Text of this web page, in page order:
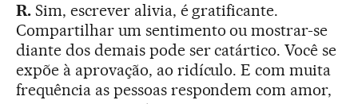
R.Sim, escrever alivia, é gratificante.
Compartilhar um sentimento ou mostrar-se
diante dos demais pode ser catártico. Você se
expõe à aprovação, ao ridículo. E com muita
frequência as pessoas respondem com amor,